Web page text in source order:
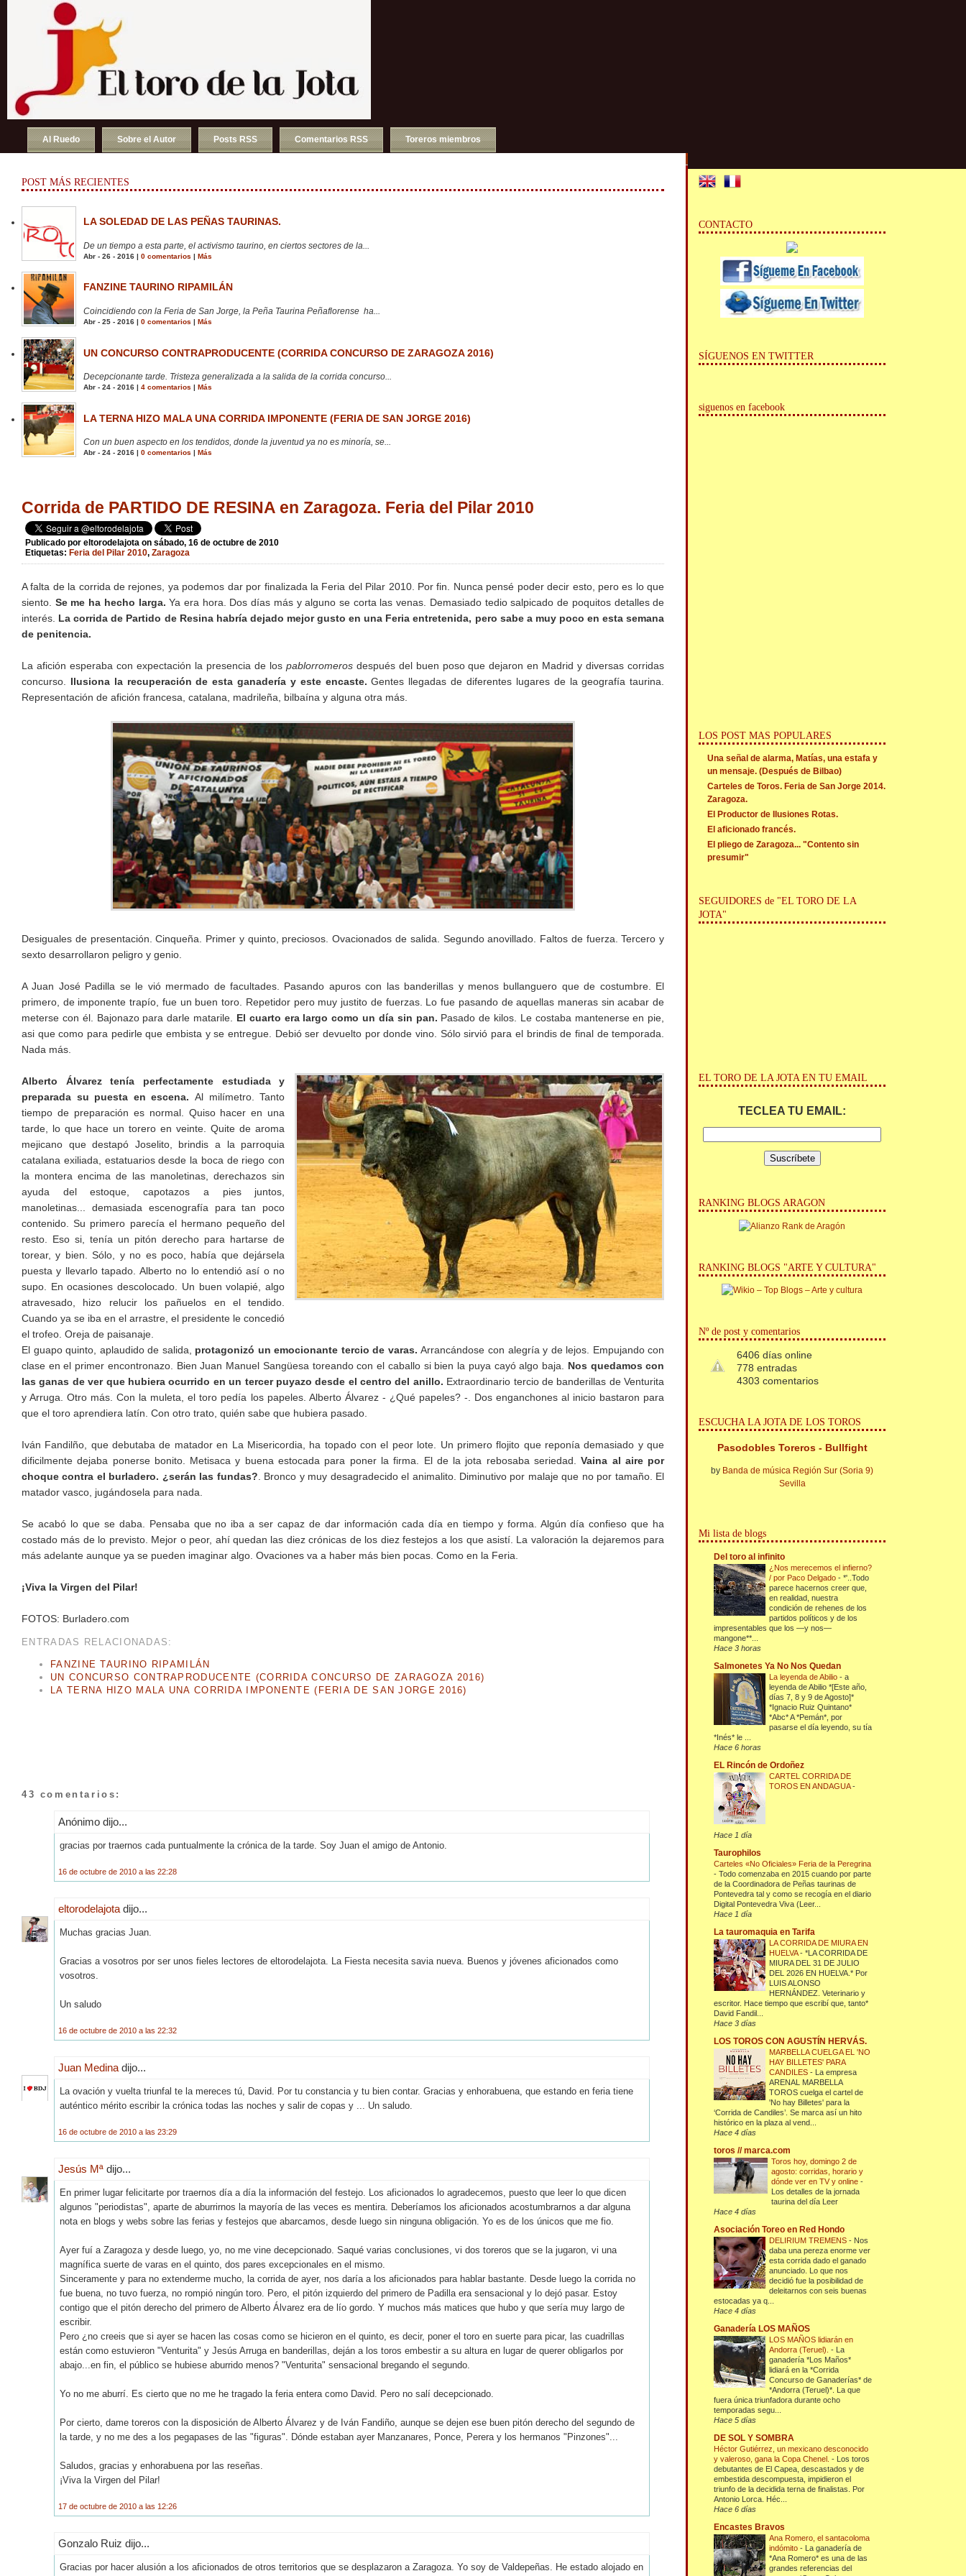
Al Ruedo Sobre el Autor Posts RSS Comentarios RSS Toreros miembros
POST MÁS RECIENTES
LA SOLEDAD DE LAS PEÑAS TAURINAS.
De un tiempo a esta parte, el activismo taurino, en ciertos sectores de la...
Abr - 26 - 2016 | 0 comentarios | Más
FANZINE TAURINO RIPAMILÁN
Coincidiendo con la Feria de San Jorge, la Peña Taurina Peñaflorense ha...
Abr - 25 - 2016 | 0 comentarios | Más
UN CONCURSO CONTRAPRODUCENTE (CORRIDA CONCURSO DE ZARAGOZA 2016)
Decepcionante tarde. Tristeza generalizada a la salida de la corrida concurso...
Abr - 24 - 2016 | 4 comentarios | Más
LA TERNA HIZO MALA UNA CORRIDA IMPONENTE (FERIA DE SAN JORGE 2016)
Con un buen aspecto en los tendidos, donde la juventud ya no es minoría, se...
Abr - 24 - 2016 | 0 comentarios Más
Corrida de PARTIDO DE RESINA en Zaragoza. Feria del Pilar 2010
Publicado por eltorodelajota on sábado, 16 de octubre de 2010
Etiquetas: Feria del Pilar 2010, Zaragoza
A falta de la corrida de rejones, ya podemos dar por finalizada la Feria del Pilar 2010. Por fin. Nunca pensé poder decir esto, pero es lo que
siento. Se me ha hecho larga. Ya era hora. Dos días más y alguno se corta las venas. Demasiado tedio salpicado de poquitos detalles de
interés. La corrida de Partido de Resina habría dejado mejor gusto en una Feria entretenida, pero sabe a muy poco en esta semana
de penitencia.
La afición esperaba con expectación la presencia de los pablorromerosdespués del buen poso que dejaron en Madrid y diversas corridas
concurso. Ilusiona la recuperación de esta ganadería y este encaste. Gentes llegadas de diferentes lugares de la geografía taurina.
Representación de afición francesa, catalana, madrileña, bilbaína y alguna otra más.
Desiguales de presentación. Cinqueña. Primer y quinto, preciosos. Ovacionados de salida. Segundo anovillado. Faltos de fuerza. Tercero y
sexto desarrollaron peligro y genio.
A Juan José Padilla se le vió mermado de facultades. Pasando apuros con las banderillas y menos bullanguero que de costumbre. El
primero, de imponente trapío, fue un buen toro. Repetidor pero muy justito de fuerzas. Lo fue pasando de aquellas maneras sin acabar de
meterse con él. Bajonazo para darle matarile. El cuarto era largo como un día sin pan. Pasado de kilos. Le costaba mantenerse en pie,
asi que como para pedirle que embista y se entregue. Debió ser devuelto por donde vino. Sólo sirvió para el brindis de final de temporada.
Nada más.
Alberto Álvarez tenía perfectamente estudiada y
preparada su puesta en escena.Al milímetro. Tanto
tiempo de preparación es normal. Quiso hacer en una
tarde, lo que hace un torero en veinte. Quite de aroma
mejicano que destapó Joselito, brindis a la parroquia
catalana exiliada, estatuarios desde la boca de riego con
la montera encima de las manoletinas, derechazos sin
ayuda del estoque, capotazos a pies juntos,
manoletinas... demasiada escenografía para tan poco
contenido. Su primero parecía el hermano pequeño del
resto. Eso si, tenía un pitón derecho para hartarse de
torear, y bien. Sólo, y no es poco, había que dejársela
puesta y llevarlo tapado. Alberto no lo entendió así o no
supo. En ocasiones descolocado. Un buen volapié, algo
atravesado, hizo relucir los pañuelos en el tendido.
Cuando ya se iba en el arrastre, el presidente le concedió
el trofeo. Oreja de paisanaje.
El guapo quinto, aplaudido de salida, protagonizó un emocionante tercio de varas.Arrancándose con alegría y de lejos. Empujando con
clase en el primer encontronazo. Bien Juan Manuel Sangüesa toreando con el caballo si bien la puya cayó algo baja. Nos quedamos con
las ganas de ver que hubiera ocurrido en un tercer puyazo desde el centro del anillo. Extraordinario tercio de banderillas de Venturita
y Arruga. Otro más. Con la muleta, el toro pedía los papeles. Alberto Álvarez - ¿Qué papeles? -. Dos enganchones al inicio bastaron para
que el toro aprendiera latín. Con otro trato, quién sabe que hubiera pasado.
Iván Fandilño, que debutaba de matador en La Misericordia, ha topado con el peor lote. Un primero flojito que reponía demasiado y que
dificilmente dejaba ponerse bonito. Metisaca y buena estocada para poner la firma. El de la jota rebosaba seriedad.Vaina al aire por
choque contra el burladero. ¿serán las fundas? . Bronco y muy desagradecido el animalito. Diminutivo por malaje que no por tamaño. El
matador vasco, jugándosela para nada.
Se acabó lo que se daba. Pensaba que no iba a ser capaz de dar información cada día en tiempo y forma. Algún día confieso que ha
costado más de lo previsto. Mejor o peor, ahí quedan las diez crónicas de los diez festejos a los que asistí. La valoración la dejaremos para
más adelante aunque ya se pueden imaginar algo. Ovaciones va a haber más bien pocas. Como en la Feria.
¡Viva la Virgen del Pilar!
FOTOS: Burladero.com
ENTRADAS RELACIONADAS:
FANZINE TAURINO RIPAMILÁN
UN CONCURSO CONTRAPRODUCENTE (CORRIDA CONCURSO DE ZARAGOZA 2016)
LA TERNA HIZO MALA UNA CORRIDA IMPONENTE (FERIA DE SAN JORGE 2016)
43 comentarios:
Anónimo dijo...
gracias por traernos cada puntualmente la crónica de la tarde. Soy Juan el amigo de Antonio.
16 de octubre de 2010 a las 22:28
eltorodelajota dijo...
Muchas gracias Juan.
Gracias a vosotros por ser unos fieles lectores de eltorodelajota. La Fiesta necesita savia nueva. Buenos y jóvenes aficionados como
vosotros.
Un saludo
16 de octubre de 2010 a las 22:32
Juan Medina dijo...
La ovación y vuelta triunfal te la mereces tú, David. Por tu constancia y tu bien contar. Gracias y enhorabuena, que estando en feria tiene
auténtico mérito escribir la crónica todas las noches y salir de copas y ... Un saludo.
16 de octubre de 2010 a las 23:29
Jesús Mª dijo...
En primer lugar felicitarte por traernos día a día la información del festejo. Los aficionados lo agradecemos, puesto que leer lo que dicen
algunos "periodistas", aparte de aburrirnos la mayoría de las veces es mentira. Deberíamos los aficionados acostumbrarnos a dar alguna
nota en blogs y webs sobre las ferias y festejos que abarcamos, desde luego sin ninguna obligación. Yo es de los únicos que me fio.
Ayer fuí a Zaragoza y desde luego, yo, no me vine decepcionado. Saqué varias conclusiones, vi dos toreros que se la jugaron, vi una
magnífica suerte de varas en el quinto, dos pares excepcionales en el mismo.
Sinceramente y para no extenderme mucho, la corrida de ayer, nos daría a los aficionados para hablar bastante. Desde luego la corrida no
fue buena, no tuvo fuerza, no rompió ningún toro. Pero, el pitón izquierdo del primero de Padilla era sensacional y lo dejó pasar. Estoy
contigo que el pitón derecho del primero de Alberto Álvarez era de lío gordo. Y muchos más matices que hubo y que sería muy largo de
escribir.
Pero ¿no creeis que si ayer se hacen las cosas como se hicieron en el quinto, es decir, poner el toro en suerte para picar, las cuadrillas
están como estuvieron "Venturita" y Jesús Arruga en banderillas, deján a los toros embestir a su altura en lugar de querer obligarlos por
abajo...en fin, el público se hubiese aburrido menos? "Venturita" sensacional bregando el segundo.
Yo no me aburrí. Es cierto que no me he tragado la feria entera como David. Pero no salí decepcionado.
Por cierto, dame toreros con la disposición de Alberto Álvarez y de Iván Fandiño, aunque se dejen ese buen pitón derecho del segundo de
la tarde, y no me des a los pegapases de las "figuras". Dónde estaban ayer Manzanares, Ponce, Perera y los hermanos "Pinzones"...
Saludos, gracias y enhorabuena por las reseñas.
¡Viva la Virgen del Pilar!
17 de octubre de 2010 a las 12:26
Gonzalo Ruiz dijo...
Gracias por hacer alusión a los aficionados de otros territorios que se desplazaron a Zaragoza. Yo soy de Valdepeñas. He estado alojado en
CONTACTO
SÍGUENOS EN TWITTER
siguenos en facebook
LOS POST MAS POPULARES
Una señal de alarma, Matías, una estafa y
un mensaje. (Después de Bilbao)
Carteles de Toros. Feria de San Jorge 2014.
Zaragoza.
El Productor de Ilusiones Rotas.
El aficionado francés.
El pliego de Zaragoza... "Contento sin
presumir"
SEGUIDORES de "EL TORO DE LA
JOTA"
EL TORO DE LA JOTA EN TU EMAIL
TECLEA TU EMAIL:
RANKING BLOGS ARAGON
RANKING BLOGS "ARTE Y CULTURA"
Nº de post y comentarios
6406 días online
778 entradas
4303 comentarios
ESCUCHA LA JOTA DE LOS TOROS
Pasodobles Toreros - Bullfight
by Banda de música Región Sur (Soria 9)
Sevilla
Mi lista de blogs
Del toro al infinito
¿Nos merecemos el infierno?
/ por Paco Delgado-*'..Todo
parece hacernos creer que,
en realidad, nuestra
condición de rehenes de los
partidos políticos y de los
impresentables que los —y nos—
mangone**...
Hace 3 horas
Salmonetes Ya No Nos Quedan
La leyenda de Abilio-a
leyenda de Abilio *[Este año,
días 7, 8 y 9 de Agosto]*
*Ignacio Ruiz Quintano*
*Abc* A *Pemán*, por
pasarse el día leyendo, su tía
*Inés* le ...
Hace 6 horas
EL Rincón de Ordoñez
CARTEL CORRIDA DE
TOROS EN ANDAGUA-
Hace 1 día
Taurophilos
Carteles «No Oficiales» Feria de la Peregrina
-Todo comenzaba en 2015 cuando por parte
de la Coordinadora de Peñas taurinas de
Pontevedra tal y como se recogía en el diario
Digital Pontevedra Viva (Leer...
Hace 1 día
La tauromaquia en Tarifa
LA CORRIDA DE MIURA EN
HUELVA-*LA CORRIDA DE
MIURA DEL 31 DE JULIO
DEL 2026 EN HUELVA.* Por
LUIS ALONSO
HERNÁNDEZ. Veterinario y
escritor. Hace tiempo que escribí que, tanto*
David Fandil...
Hace 3 días
LOS TOROS CON AGUSTÍN HERVÁS.
MARBELLA CUELGA EL 'NO
HAY BILLETES' PARA
CANDILES- La empresa
ARENAL MARBELLA
TOROS cuelga el cartel de
'No hay Billetes' para la
‘Corrida de Candiles’. Se marca así un hito
histórico en la plaza al vend...
Hace 4 días
toros // marca.com
Toros hoy, domingo 2 de
agosto: corridas, horario y
dónde ver en TV y online-
Los detalles de la jornada
taurina del día Leer
Hace 4 días
Asociación Toreo en Red Hondo
DELIRIUM TREMENS- Nos
daba una pereza enorme ver
esta corrida dado el ganado
anunciado. Lo que nos
decidió fue la posibilidad de
deleitarnos con seis buenas
estocadas ya q...
Hace 4 días
Ganadería LOS MAÑOS
LOS MAÑOS lidiarán en
Andorra (Teruel).- La
ganadería *Los Maños*
lidiará en la *Corrida
Concurso de Ganaderías* de
*Andorra (Teruel)*. La que
fuera única triunfadora durante ocho
temporadas segu...
Hace 5 días
DE SOL Y SOMBRA
Héctor Gutiérrez, un mexicano desconocido
y valeroso, gana la Copa Chenel.- Los toros
debutantes de El Capea, descastados y de
embestida descompuesta, impidieron el
triunfo de la decidida terna de finalistas. Por
Antonio Lorca. Héc...
Hace 6 días
Encastes Bravos
Ana Romero, el santacoloma
indómito- La ganadería de
*Ana Romero* es una de las
grandes referencias del